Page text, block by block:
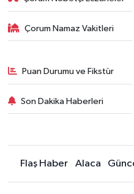
Çorum Namaz Vakitleri
Puan Durumu ve Fikstür
Son Dakika Haberleri
Flaş Haber Alaca